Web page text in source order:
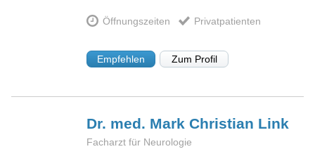
Öffnungszeiten Privatpatienten
Empfehlen Zum Profil
Dr. med. Mark Christian Link
Facharzt für Neurologie